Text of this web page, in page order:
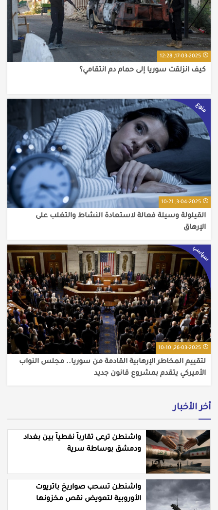
17-03-2025, 12:28
كيف انزلقت سوريا إلى حمام دم انتقامي؟
منوع
3-04-2025, 10:21
القيلولة وسيلة فعالة لاستعادة النشاط والتغلب على
الإرهاق
سياسي
26-03-2025, 10:10
لتقييم المخاطر الإرهابية القادمة من سوريا.. مجلس النواب
الأميركي يتقدم بمشروع قانون جديد
أخر الأخبار
واشنطن ترعى تقارباً نفطياً بين بغداد
ودمشق بوساطة سرية
واشنطن تسحب صواريخ باتريوت
الأوروبية لتعويض نقص مخزونها